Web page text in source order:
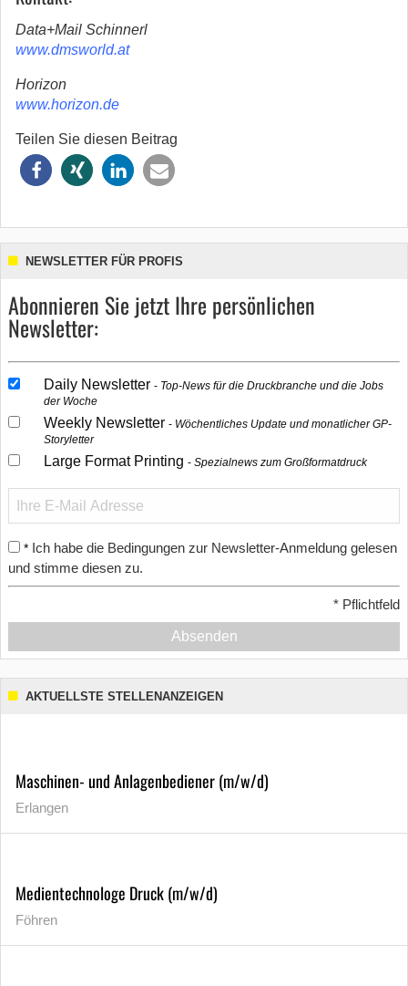
Data+Mail Schinnerl
www.dmsworld.at
Horizon
www.horizon.de
Teilen Sie diesen Beitrag
NEWSLETTER FÜR PROFIS
Abonnieren Sie jetzt Ihre persönlichen
Newsletter:
Daily Newsletter
Top-News für die Druckbranche und die Jobs
der Woche
Weekly Newsletter
Wöchentliches Update und monatlicher GP-
Storyletter
Large Format Printing Spezialnews zum Großformatdruck
* Ich habe die Bedingungen zur Newsletter-Anmeldung gelesen
und stimme diesen zu.
* Pflichtfeld
Absenden
AKTUELLSTE STELLENANZEIGEN
Maschinen- und Anlagenbediener (m/w/d)
Erlangen
Medientechnologe Druck (m/w/d)
Föhren